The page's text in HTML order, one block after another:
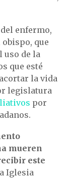
enfermo,
que
uso de la
que esté
la vida
legislatura
por
mueren
este
Iglesia